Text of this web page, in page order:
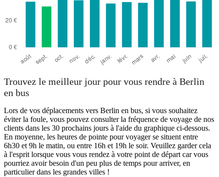
Trouvez le meilleur jour pour vous rendre à Berlin
en bus
Lors de vos déplacements vers Berlin en bus, si vous souhaitez
éviter la foule, vous pouvez consulter la fréquence de voyage de nos
clients dans les 30 prochains jours à l'aide du graphique ci-dessous.
En moyenne, les heures de pointe pour voyager se situent entre
6h30 et 9h le matin, ou entre 16h et 19h le soir. Veuillez garder cela
à l'esprit lorsque vous vous rendez à votre point de départ car vous
pourriez avoir besoin d'un peu plus de temps pour arriver, en
particulier dans les grandes villes !